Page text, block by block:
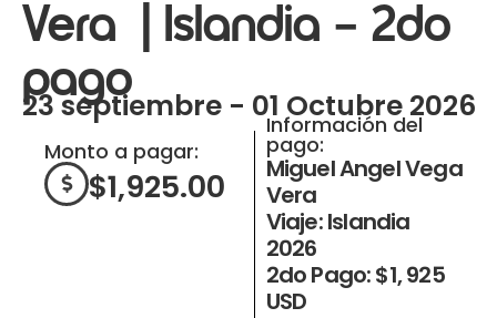
Vera | Islandia – 2do
pago
23 septiembre - 01 Octubre 2026
Monto a pagar:
$1,925.00
Información del
pago:
Miguel Angel Vega
Vera
Viaje: Islandia
2026
2do Pago: $1, 925
USD